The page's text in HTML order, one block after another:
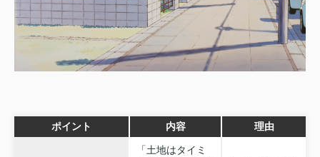
ポイント 内容 理由
「土地はタイミ